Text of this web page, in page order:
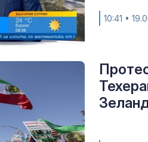
10:41 •